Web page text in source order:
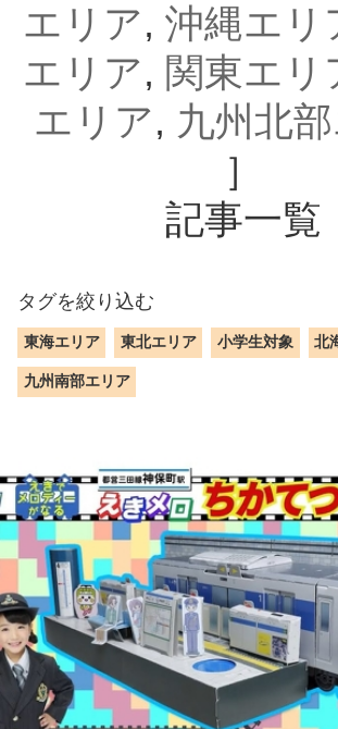
エリア, 沖縄エリ
エリア, 関東エリ
エリア, 九州北
］
記事一覧
タグを絞り込む
東海エリア 東北エリア 小学生対象 北
九州南部エリア